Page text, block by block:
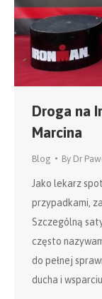
Droga na
Marcina
Blog By Dr
Jako lekarz
przypadkami,
Szczególną
często
do pełnej
ducha i